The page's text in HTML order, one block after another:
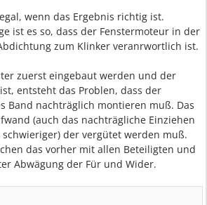
wenn das Ergebnis richtig ist.
ist es so, dass der Fenstermoteur in der
zum Klinker veranrwortlich ist.
zuerst eingebaut werden und der
entsteht das Problen, dass der
Band nachträglich montieren muß. Das
(auch das nachträgliche Einziehen
der vergütet werden muß.
das vorher mit allen Beteiligten und
Abwägung der Für und Wider.